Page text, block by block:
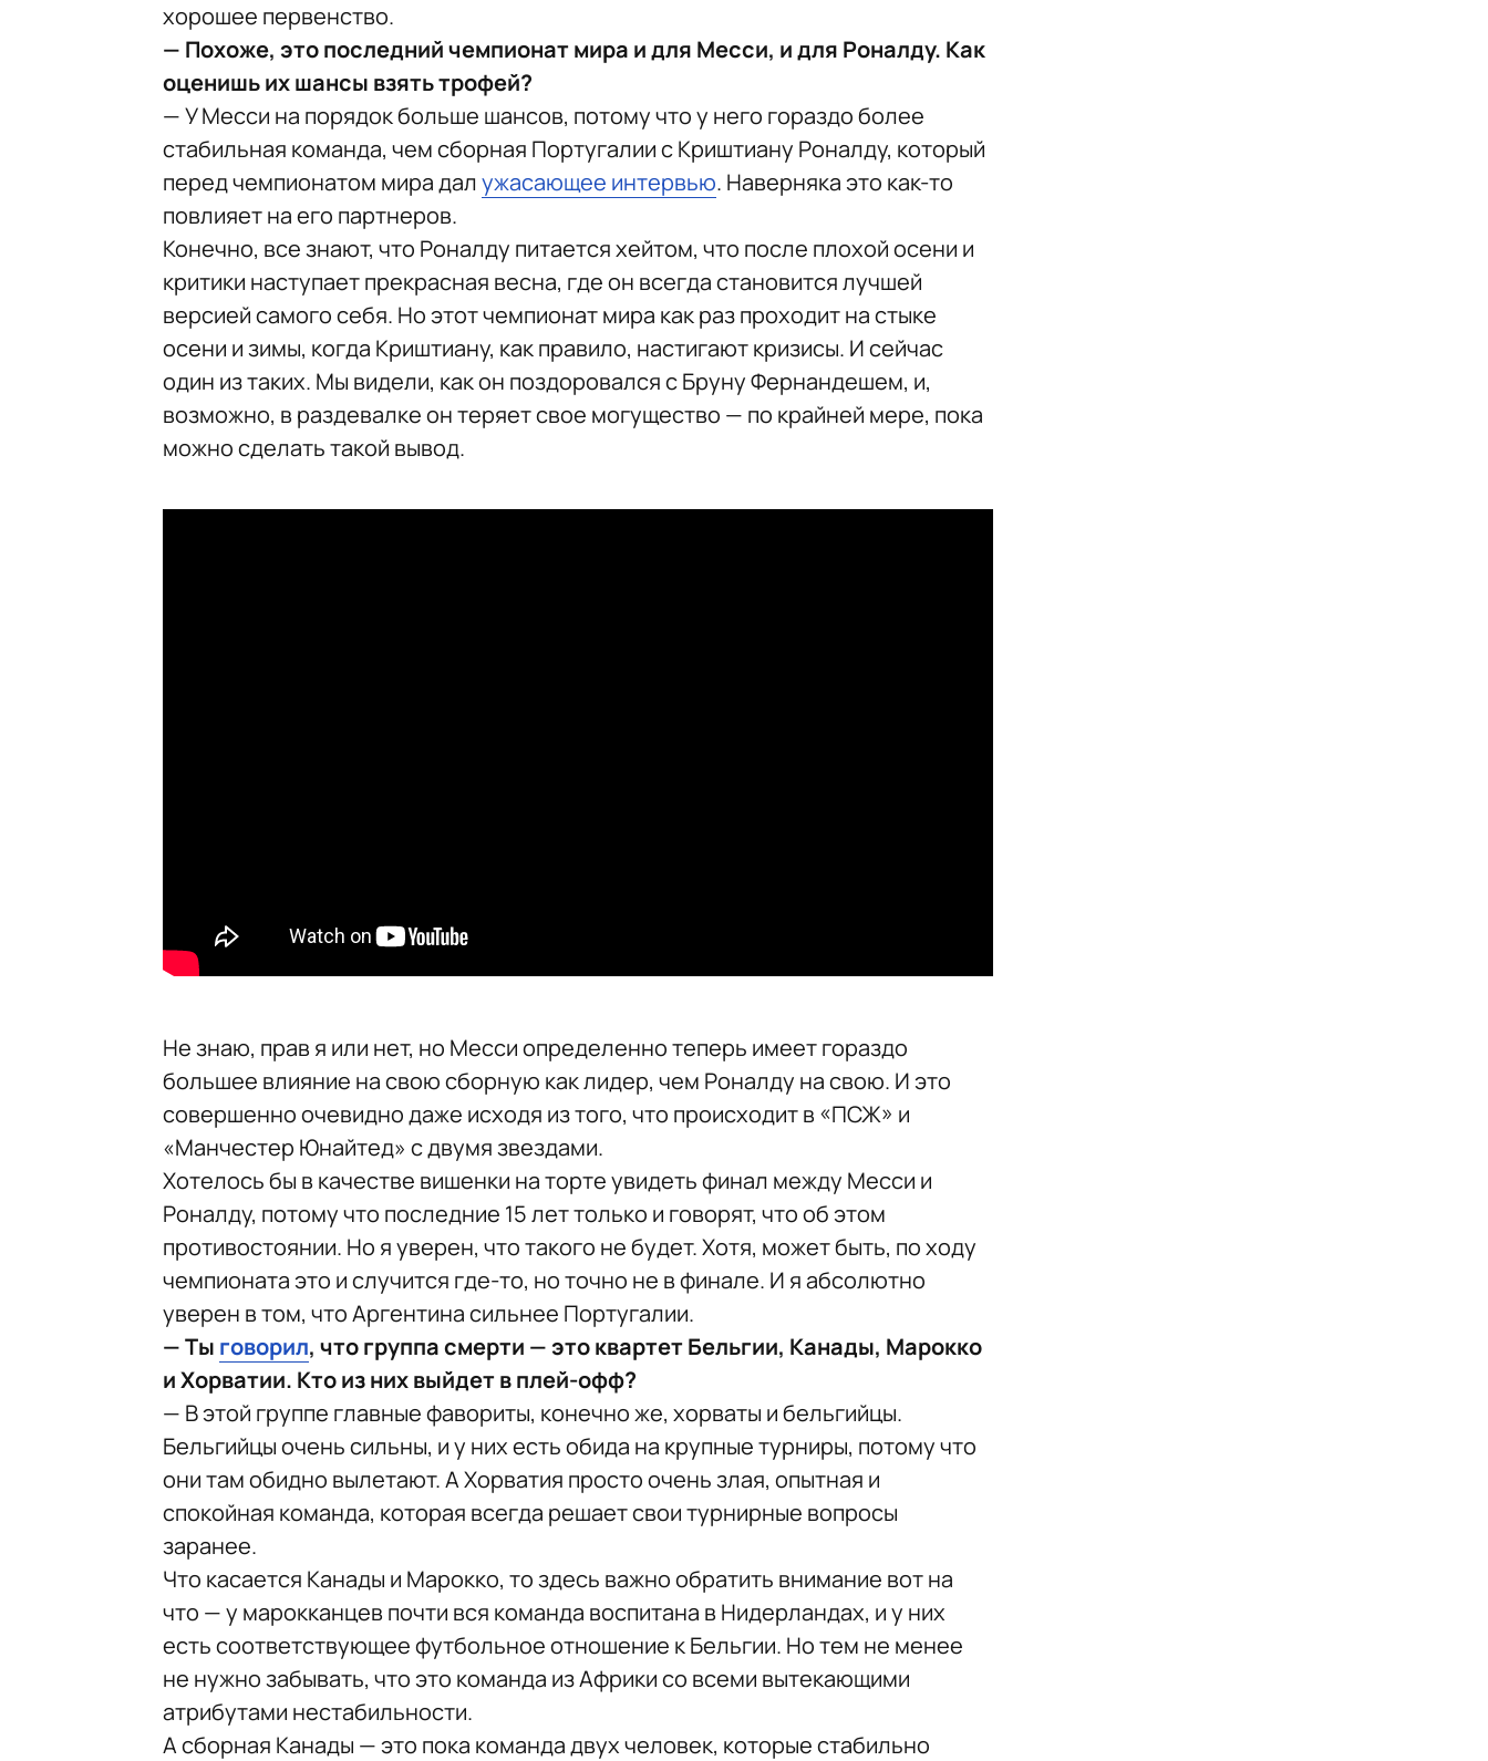
хорошее первенство.
— Похоже, это последний чемпионат мира и для Месси, и для Роналду. Как
оценишь их шансы взять трофей?
— У Месси на порядок больше шансов, потому что у него гораздо более
стабильная команда, чем сборная Португалии с Криштиану Роналду, который
перед чемпионатом мира далужасающее интервью. Наверняка это как-то
повлияет на его партнеров.
Конечно, все знают, что Роналду питается хейтом, что после плохой осени и
критики наступает прекрасная весна, где он всегда становится лучшей
версией самого себя. Но этот чемпионат мира как раз проходит на стыке
осени и зимы, когда Криштиану, как правило, настигают кризисы. И сейчас
один из таких. Мы видели, как он поздоровался с Бруну Фернандешем, и,
возможно, в раздевалке он теряет свое могущество — по крайней мере, пока
можно сделать такой вывод.
Не знаю, прав я или нет, но Месси определенно теперь имеет гораздо
большее влияние на свою сборную как лидер, чем Роналду на свою. И это
совершенно очевидно даже исходя из того, что происходит в «ПСЖ» и
«Манчестер Юнайтед» с двумя звездами.
Хотелось бы в качестве вишенки на торте увидеть финал между Месси и
Роналду, потому что последние 15 лет только и говорят, что об этом
противостоянии. Но я уверен, что такого не будет. Хотя, может быть, по ходу
чемпионата это и случится где-то, но точно не в финале. И я абсолютно
уверен в том, что Аргентина сильнее Португалии.
— Ты говорил, что группа смерти — это квартет Бельгии, Канады, Марокко
и Хорватии. Кто из них выйдет в плей-офф?
— В этой группе главные фавориты, конечно же, хорваты и бельгийцы.
Бельгийцы очень сильны, и у них есть обида на крупные турниры, потому что
они там обидно вылетают. А Хорватия просто очень злая, опытная и
спокойная команда, которая всегда решает свои турнирные вопросы
заранее.
Что касается Канады и Марокко, то здесь важно обратить внимание вот на
что — у марокканцев почти вся команда воспитана в Нидерландах, и у них
есть соответствующее футбольное отношение к Бельгии. Но тем не менее
не нужно забывать, что это команда из Африки со всеми вытекающими
атрибутами нестабильности.
А сборная Канады — это пока команда двух человек, которые стабильно